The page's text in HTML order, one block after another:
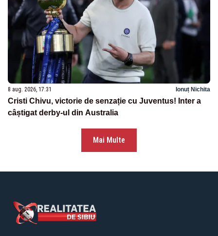
8 aug. 2026, 17:31 Ionuț Nichita
Cristi Chivu, victorie de senzație cu Juventus! Inter a
câștigat derby-ul din Australia
Mai Multe